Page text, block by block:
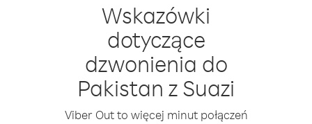
Wskazówki
dotyczące
dzwonienia do
Pakistan z Suazi
Viber Out to więcej minut połączeń